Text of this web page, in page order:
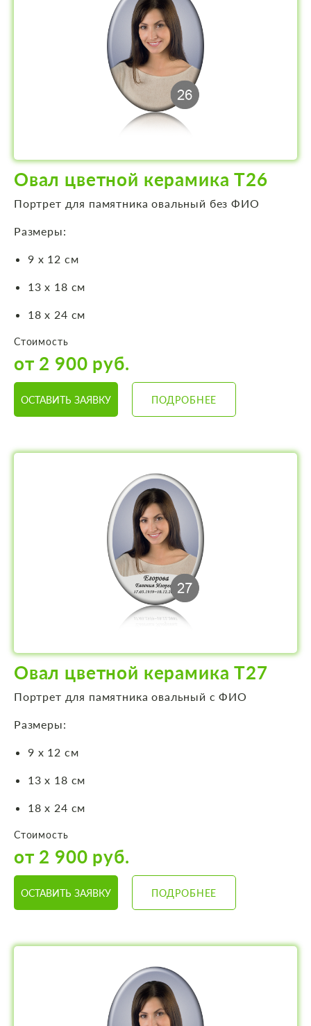
Овал цветной керамика Т26
Портрет для памятника овальный без ФИО
Размеры:
9 х 12 см
13 х 18 см
18 х 24 см
Стоимость
от 2 900 руб.
ОСТАВИТЬ ЗАЯВКУ ПОДРОБНЕЕ
Овал цветной керамика Т27
Портрет для памятника овальный с ФИО
Размеры:
9 х 12 см
13 х 18 см
18 х 24 см
Стоимость
от 2 900 руб.
ОСТАВИТЬ ЗАЯВКУ ПОДРОБНЕЕ